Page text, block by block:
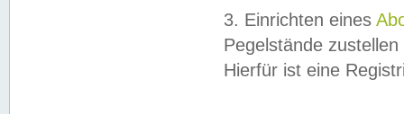
3. Einrichten eines
Pegelstände
Hierfür ist eine